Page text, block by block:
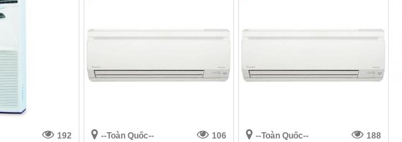
192 --Toàn Quốc-- 106 --Toàn Quốc-- 188